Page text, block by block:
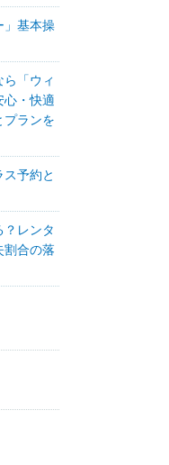
」基本操
ら「ウィ
心・快適
プランを
ス予約と
レンタ
割合の落